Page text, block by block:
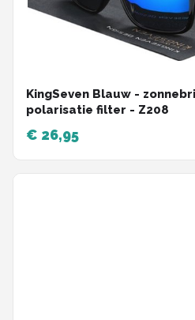
KingSeven Blauw -
polarisatie filter - Z208
€ 26,95